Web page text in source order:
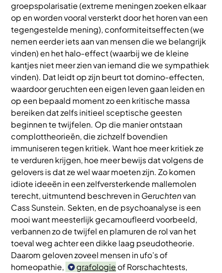
groepspolarisatie (extreme meningen zoeken elkaar
op en worden vooral versterkt door het horen van een
tegengestelde mening), conformiteitseffecten (we
nemen eerder iets aan van mensen die we belangrijk
vinden) en het halo-effect (waarbij we de kleine
kantjes niet meer zien van iemand die we sympathiek
vinden). Dat leidt op zijn beurt tot domino-effecten,
waardoor geruchten een eigen leven gaan leiden en
op een bepaald moment zo een kritische massa
bereiken dat zelfs initieel sceptische geesten
beginnen te twijfelen. Op die manier ontstaan
complottheorieën, die zichzelf bovendien
immuniseren tegen kritiek. Want hoe meer kritiek ze
te verduren krijgen, hoe meer bewijs dat volgens de
gelovers is dat ze wel waar moeten zijn. Zo komen
idiote ideeën in een zelfversterkende mallemolen
terecht, uitmuntend beschreven inGeruchtenvan
Cass Sunstein. Sekten, en de psychoanalyse is een
mooi want meesterlijk gecamoufleerd voorbeeld,
verbannen zo de twijfel en plamuren de rol van het
toeval weg achter een dikke laag pseudotheorie.
Daarom geloven zoveel mensen in ufo’s of
homeopathie,
grafologie of Rorschachtests,